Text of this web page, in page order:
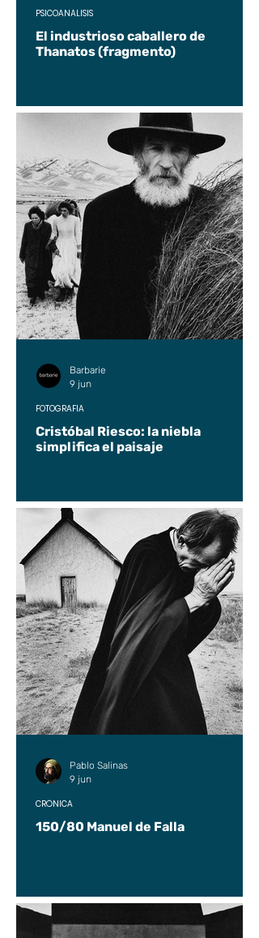
El industrioso caballero de
Thanatos (fragmento)
PSICOANÁLISIS
Cristóbal Riesco: la niebla
simplifica el paisaje
FOTOGRAFÍA
Barbarie
9 jun
150/80 Manuel de Falla
CRÓNICA
Pablo Salinas
9 jun